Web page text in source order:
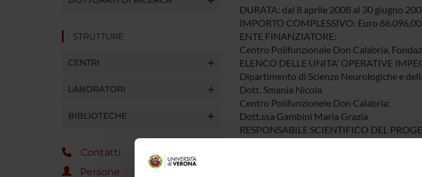
STRUTTURE
CENTRI
LABORATORI
BIBLIOTECHE
Contatti
Persone
DURATA: dal 8 aprile 2008 al 30 giugno
IMPORTO COMPLESSIVO: Euro 86.096,00
ENTE FINANZIATORE:
Centro Polifunzionale Don Calabria,
ELENCO DELLE UNITA’ OPERATIVE
Dipartimento di Scienze Neurologiche e
Dott. Smania Nicola
Centro Polifunzionele Don Calabria:
Dott.ssa Gambini Maria Grazia
RESPONSABILE SCIENTIFICO DEL
Tenendo in considerazione che i disturbi